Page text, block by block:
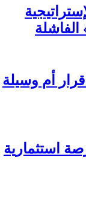
الفاشلة
أم وسيلة
استثمارية